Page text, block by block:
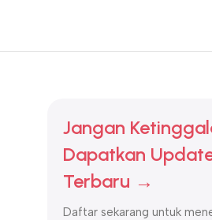
Jangan
Dapatkan
Terbaru →
Daftar sekarang untuk